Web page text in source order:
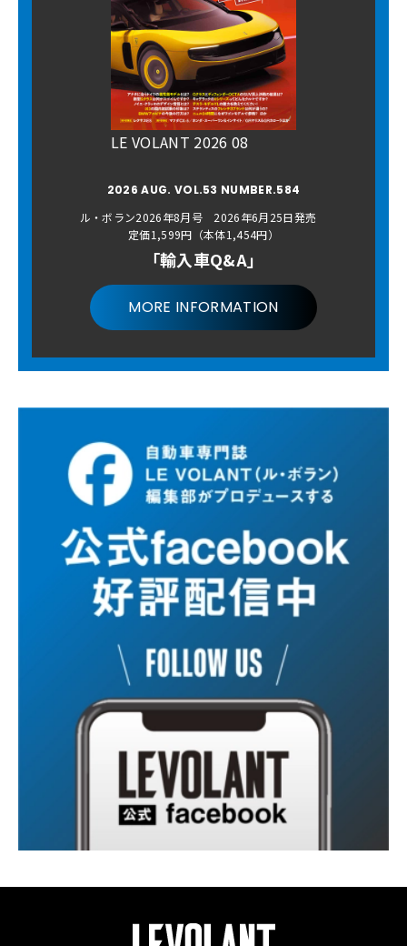
LE VOLANT 2026 08
2026 AUG. VOL.53 NUMBER.584
ル・ボラン2026年8月号 2026年6月25日発売
定価1,599円（本体1,454円）
「輸入車Q&A」
MORE INFORMATION